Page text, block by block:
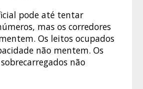
pode até tentar
mas os corredores
Os leitos ocupados
não mentem. Os
não